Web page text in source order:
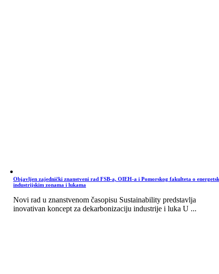
Objavljen zajednički znanstveni rad FSB-a, OIEH-a i Pomorskog fakulteta o
industrijskim zonama i lukama
Novi rad u znanstvenom časopisu Sustainability predstavlja
inovativan koncept za dekarbonizaciju industrije i luka U ...